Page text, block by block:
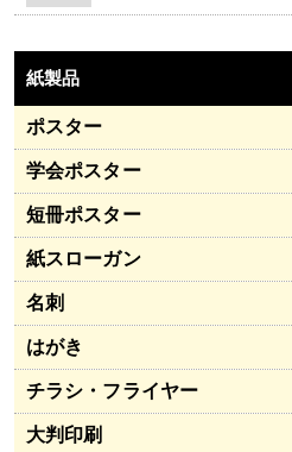
紙製品
ポスター
学会ポスター
短冊ポスター
紙スローガン
名刺
はがき
チラシ・フライヤー
大判印刷